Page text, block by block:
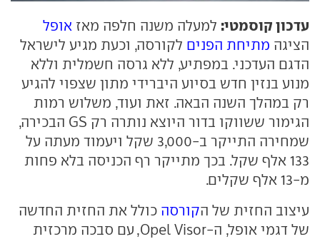
עדכון קוסמטי: למעלה משנה חלפה מאז אופל
הציגה מתיחת הפנים לקורסה, וכעת מגיע לישראל
הדגם העדכני. במפתיע, ללא גרסה חשמלית וללא
מנוע בנזין חדש בסיוע היברידי מתון שצפוי להגיע
רק במהלך השנה הבאה. זאת ועוד, משלוש רמות
הגימור ששווקו בדור היוצא נותרה רק GS הבכירה,
שמחירה התייקר ב-3,000 שקל ויעמוד מעתה על
133 אלף שקל. בכך מתייקר רף הכניסה בלא פחות
מ-13 אלף שקלים.
עיצוב החזית של הקורסה כולל את החזית החדשה
של דגמי אופל, ה-Opel Visor, עם סבכה מרכזית